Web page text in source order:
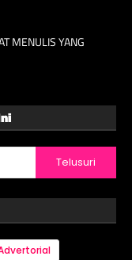
MENULIS YANG